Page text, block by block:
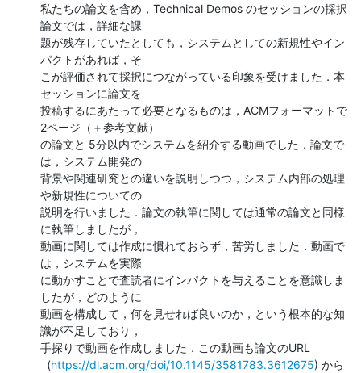
私たちの論文を含め，Technical Demos のセッションの採択
論文では，詳細な課
題が残存していたとしても，システムとしての新規性やイン
パクトがあれば，そ
こが評価されて採択につながっている印象を受けました．本
セッションに論文を
投稿するにあたって必要となるものは，ACMフォーマットで
2ページ（＋参考文献）
の論文と 5分以内でシステムを紹介する動画でした．論文で
は，システム開発の
背景や関連研究との違いを説明しつつ，システム内部の処理
や新規性についての
説明を行いました．論文の執筆に関しては通常の論文と同様
に執筆しましたが，
動画に関しては作成に慣れておらず，苦労しました．動画で
は，システムを実際
に動かすことで査読者にインパクトを与えることを意識しま
したが，どのように
動画を構成して，何を見せれば良いのか，という根本的な知
識が不足しており，
手探りで動画を作成しました．この動画も論文のURL
  (
https://dl.acm.org/doi/10.1145/3581783.3612675) から